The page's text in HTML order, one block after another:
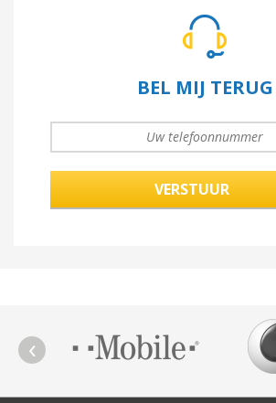
BEL MIJ TERUG
UW